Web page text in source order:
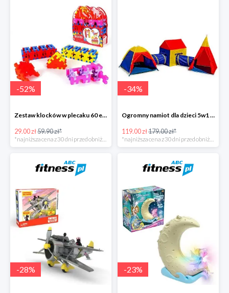
-52%
Zestaw klocków w plecaku 60 elementów -52%
29.00 zł59.90 zł*
-34%
Ogromny namiot dla dzieci 5w1 labirynt -34%
119.00 zł179.00 zł*
-28% -23%